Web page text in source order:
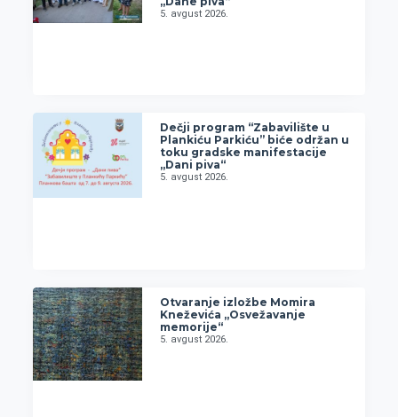
5. avgust 2026.
Dečji program “Zabavilište u
Plankiću Parkiću” biće održan u
toku gradske manifestacije
„Dani piva“
5. avgust 2026.
Otvaranje izložbe Momira
Kneževića „Osvežavanje
memorije“
5. avgust 2026.